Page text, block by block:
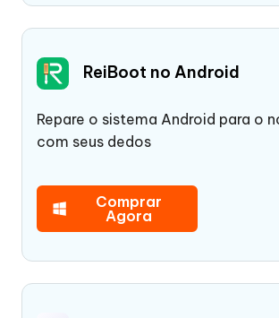
ReiBoot no Android
Repare o sistema Android para o
com seus dedos
Comprar
Agora